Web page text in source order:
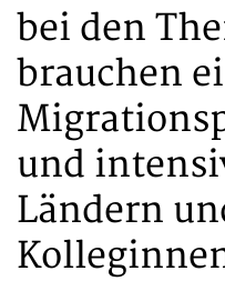
bei den
brauchen
und
Ländern